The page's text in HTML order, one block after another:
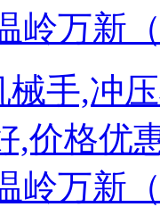
岭万新
械手,冲
,价格优
岭万新